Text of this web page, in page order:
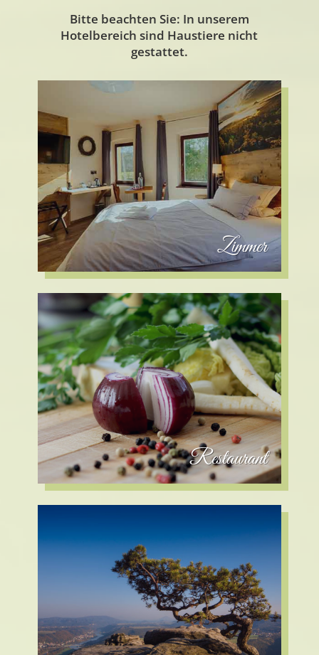
Bitte beachten Sie: In unserem
Hotelbereich sind Haustiere nicht
gestattet.
Zimmer
Restaurant